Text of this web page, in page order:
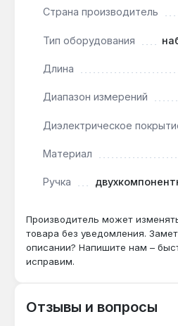
резьбой М6-М20 —
профессиональном
Совет по эксплуатации:
хромированную рабочую
на весь срок службы.
Ограничение:
не
только ручное усилие,
Комплект подходит для
ремонта автомобиля,
обслуживания
1 год, доставка по Украине.
Страна производитель
Тип оборудования
Длина
Диапазон измерений
Диэлектрическое
Материал
Ручка
Производитель может
товара без уведомления.
описании? Напишите нам –
исправим.
Отзывы и вопросы